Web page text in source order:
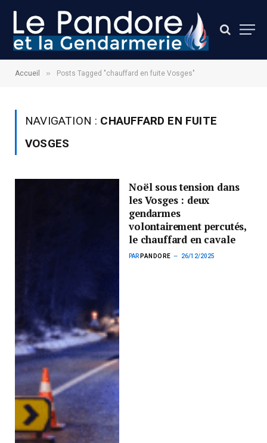
Accueil » Posts Tagged "chauffard en fuite Vosges"
NAVIGATION : CHAUFFARD EN FUITE
VOSGES
Noël sous tension dans
les Vosges : deux
gendarmes
volontairement percutés,
le chauffard en cavale
PAR PANDORE 26/12/2025